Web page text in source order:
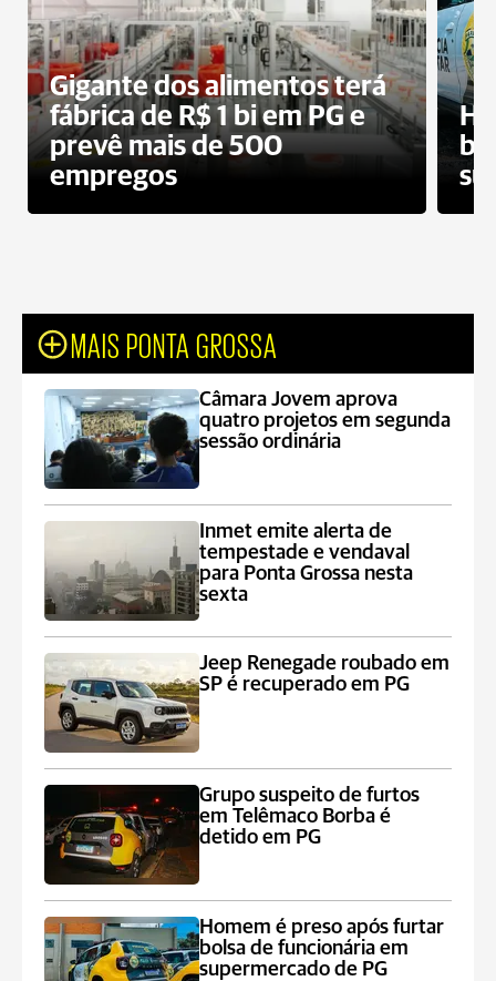
Gigante dos alimentos terá
fábrica de R$ 1 bi em PG e
prevê mais de 500
empregos
MAIS PONTA GROSSA
Câmara Jovem aprova
quatro projetos em segunda
sessão ordinária
Inmet emite alerta de
tempestade e vendaval
para Ponta Grossa nesta
sexta
Jeep Renegade roubado em
SP é recuperado em PG
Grupo suspeito de furtos
em Telêmaco Borba é
detido em PG
Homem é preso após furtar
bolsa de funcionária em
supermercado de PG